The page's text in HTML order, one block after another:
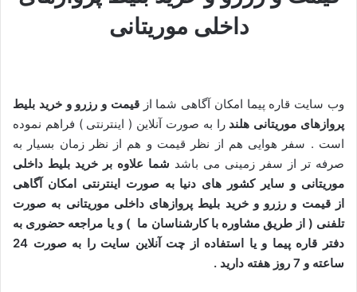
داخلی موریتانی
وب سایت قاره پیما امکان آگاهی شما ازقیمت و رزرو و خرید بلیط
پروازهای موریتانی هلندرا به صورت آنلاین ( اینترنتی ) فراهم نموده
است . سفر هوایی هم از نظر قیمت و هم از نظر زمان بسیار به
صرفه تر از سفر زمینی می باشد شما علاوه بر خرید بلیط داخلی
موریتانی و سایر کشور های دنیا به صورت اینترنتی امکان آگاهی
از قیمت و رزرو و خرید بلیط پروازهای داخلی موریتانی به صورت
تلفنی ( از طریق مشاوره با کارشناسان ما ) و یا مراجعه حضوری به
دفتر قاره پیما و یا استفاده از چت آنلاین سایت را به صورت 24
ساعته و 7 روز هفته دارید .